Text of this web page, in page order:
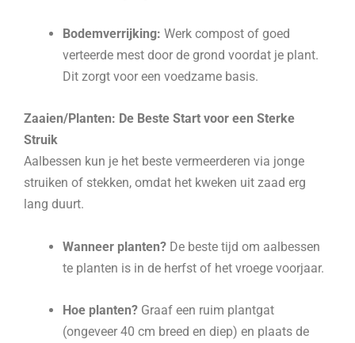
Bodemverrijking: Werk compost of goed
verteerde mest door de grond voordat je plant.
Dit zorgt voor een voedzame basis.
Zaaien/Planten: De Beste Start voor een Sterke
Struik
Aalbessen kun je het beste vermeerderen via jonge
struiken of stekken, omdat het kweken uit zaad erg
lang duurt.
Wanneer planten? De beste tijd om aalbessen
te planten is in de herfst of het vroege voorjaar.
Hoe planten? Graaf een ruim plantgat
(ongeveer 40 cm breed en diep) en plaats de